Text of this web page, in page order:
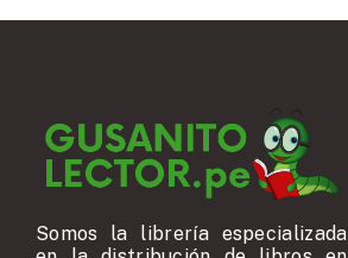
Somos la librería especializada